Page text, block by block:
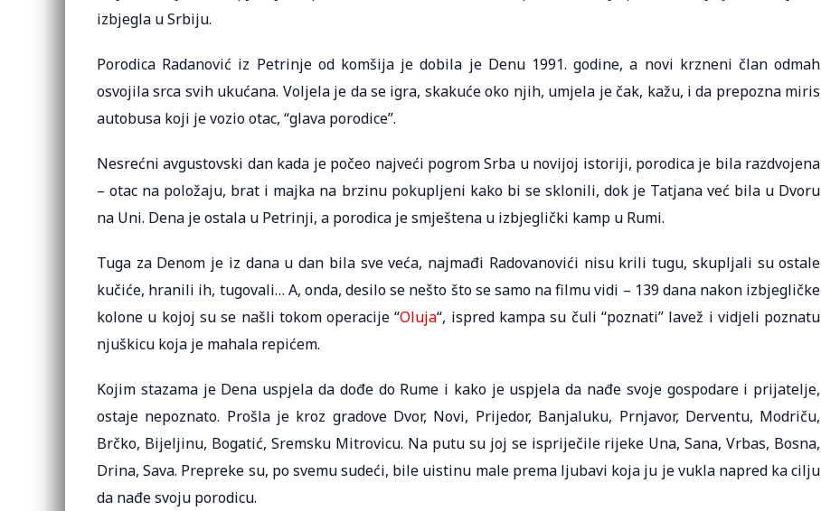
izbjegla u Srbiju.
Porodica Radanović iz Petrinje od komšija je dobila je Denu 1991. godine, a novi krzneni član odmah
osvojila srca svih ukućana. Voljela je da se igra, skakuće oko njih, umjela je čak, kažu, i da prepozna miris
autobusa koji je vozio otac, “glava porodice”.
Nesrećni avgustovski dan kada je počeo najveći pogrom Srba u novijoj istoriji, porodica je bila razdvojena
– otac na položaju, brat i majka na brzinu pokupljeni kako bi se sklonili, dok je Tatjana već bila u Dvoru
na Uni. Dena je ostala u Petrinji, a porodica je smještena u izbjeglički kamp u Rumi.
Tuga za Denom je iz dana u dan bila sve veća, najmađi Radovanovići nisu krili tugu, skupljali su ostale
kučiće, hranili ih, tugovali… A, onda, desilo se nešto što se samo na filmu vidi – 139 dana nakon izbjegličke
kolone u kojoj su se našli tokom operacije “Oluja“, ispred kampa su čuli “poznati” lavež i vidjeli poznatu
njuškicu koja je mahala repićem.
Kojim stazama je Dena uspjela da dođe do Rume i kako je uspjela da nađe svoje gospodare i prijatelje,
ostaje nepoznato. Prošla je kroz gradove Dvor, Novi, Prijedor, Banjaluku, Prnjavor, Derventu, Modriču,
Brčko, Bijeljinu, Bogatić, Sremsku Mitrovicu. Na putu su joj se ispriječile rijeke Una, Sana, Vrbas, Bosna,
Drina, Sava. Prepreke su, po svemu sudeći, bile uistinu male prema ljubavi koja ju je vukla napred ka cilju
da nađe svoju porodicu.